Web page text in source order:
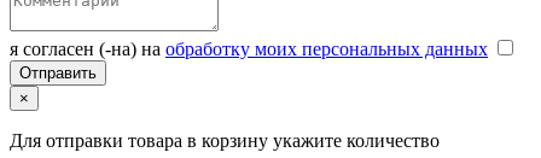
я согласен (-на) на обработку моих персональных данных
×
Для отправки товара в корзину укажите количество